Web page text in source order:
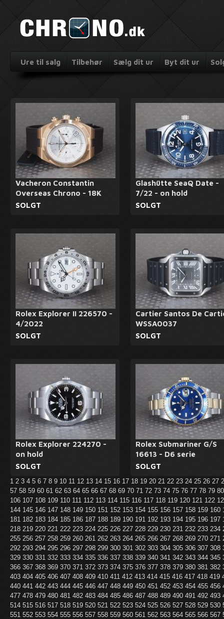
Ure til salg Tilbehør Sælg dit ur Byt dit ur
Vacheron Constantin
Overseas Chrono - 18K
SOLGT
Glashütte SeaQ Date -
7/22 - on hold
SOLGT
Rolex Explorer II 226570 -
4/2022
SOLGT
Cartier Santos De
WSSA0037
SOLGT
Rolex Explorer 224270 -
on hold
SOLGT
Rolex Submariner G/S
16613 - D6 serie
SOLGT
1 2 3 4 5 6 7 8 9 10 11 12 13 14 15 16 17 18 19 20 21 22 23 24 25 26 27
57 58 59 60 61 62 63 64 65 66 67 68 69 70 71 72 73 74 75 76 77 78 79
106 107 108 109 110 111 112 113 114 115 116 117 118 119 120 121 122
144 145 146 147 148 149 150 151 152 153 154 155 156 157 158 159 160
181 182 183 184 185 186 187 188 189 190 191 192 193 194 195 196 197
218 219 220 221 222 223 224 225 226 227 228 229 230 231 232 233 234
255 256 257 258 259 260 261 262 263 264 265 266 267 268 269 270 271
292 293 294 295 296 297 298 299 300 301 302 303 304 305 306 307 308
329 330 331 332 333 334 335 336 337 338 339 340 341 342 343 344 345
366 367 368 369 370 371 372 373 374 375 376 377 378 379 380 381 382
403 404 405 406 407 408 409 410 411 412 413 414 415 416 417 418 419
440 441 442 443 444 445 446 447 448 449 450 451 452 453 454 455 456
477 478 479 480 481 482 483 484 485 486 487 488 489 490 491 492 493
514 515 516 517 518 519 520 521 522 523 524 525 526 527 528 529 530
551 552 553 554 555 556 557 558 559 560 561 562 563 564 565 566 567